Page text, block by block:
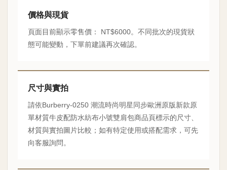
價格與現貨
頁面目前顯示零售價： NT$6000。不同批次的現貨狀
態可能變動，下單前建議再次確認。
尺寸與實拍
請依Burberry-0250 潮流時尚明星同步歐洲原版新款原
單材質牛皮配防水紡布小號雙肩包商品頁標示的尺寸、
材質與實拍圖片比較；如有特定使用或搭配需求，可先
向客服詢問。